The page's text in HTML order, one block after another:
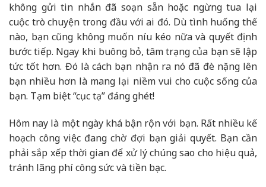
không gửi tin nhắn đã soạn sẵn hoặc ngừng tua lại
cuộc trò chuyện trong đầu với ai đó. Dù tình huống thế
nào, bạn cũng không muốn níu kéo nữa và quyết định
bước tiếp. Ngay khi buông bỏ, tâm trạng của bạn sẽ lập
tức tốt hơn. Đó là cách bạn nhận ra nó đã đè nặng lên
bạn nhiều hơn là mang lại niềm vui cho cuộc sống của
bạn. Tạm biệt “cục tạ” đáng ghét!
Hôm nay là một ngày khá bận rộn với bạn. Rất nhiều kế
hoạch công việc đang chờ đợi bạn giải quyết. Bạn cần
phải sắp xếp thời gian để xử lý chúng sao cho hiệu quả,
tránh lãng phí công sức và tiền bạc.